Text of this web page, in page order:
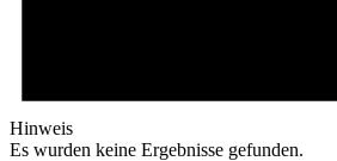
Hinweis
Es wurden keine Ergebnisse gefunden.